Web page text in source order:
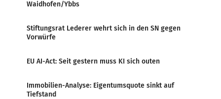
Waidhofen/Ybbs
Stiftungsrat Lederer wehrt sich in den SN gegen
Vorwürfe
EU AI-Act: Seit gestern muss KI sich outen
Immobilien-Analyse: Eigentumsquote sinkt auf
Tiefstand